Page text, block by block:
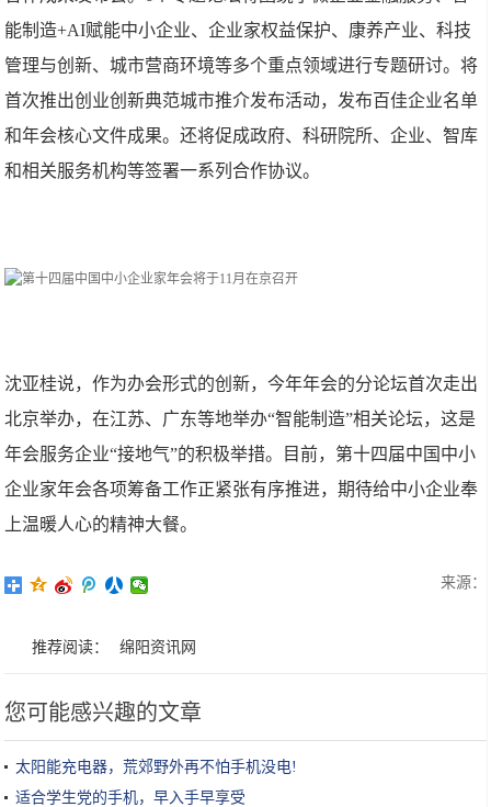
能制造+AI赋能中小企业、企业家权益保护、康养产业、科技
管理与创新、城市营商环境等多个重点领域进行专题研讨。将
首次推出创业创新典范城市推介发布活动，发布百佳企业名单
和年会核心文件成果。还将促成政府、科研院所、企业、智库
和相关服务机构等签署一系列合作协议。
沈亚桂说，作为办会形式的创新，今年年会的分论坛首次走出
北京举办，在江苏、广东等地举办“智能制造”相关论坛，这是
年会服务企业“接地气”的积极举措。目前，第十四届中国中小
企业家年会各项筹备工作正紧张有序推进，期待给中小企业奉
上温暖人心的精神大餐。
来源：
推荐阅读： 绵阳资讯网
您可能感兴趣的文章
太阳能充电器，荒郊野外再不怕手机没电!
适合学生党的手机，早入手早享受